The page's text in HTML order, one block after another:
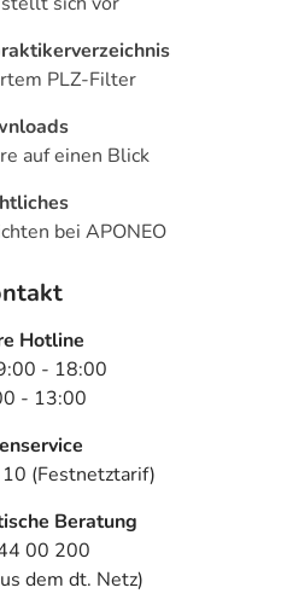
PLZ-Filter
auf einen Blick
bei APONEO
Hotline
- 18:00
- 13:00
(Festnetztarif)
Beratung
00 200
dem dt. Netz)